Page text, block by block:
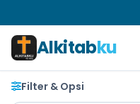
Alkitabku
Filter & Opsi